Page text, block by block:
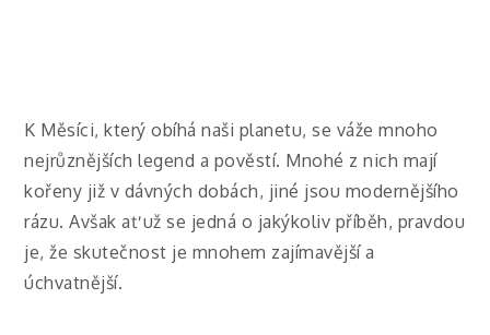
K Měsíci, který obíhá naši planetu, se váže mnoho
nejrůznějších legend a pověstí. Mnohé z nich mají
kořeny již v dávných dobách, jiné jsou modernějšího
rázu. Avšak ať už se jedná o jakýkoliv příběh, pravdou
je, že skutečnost je mnohem zajímavější a
úchvatnější.